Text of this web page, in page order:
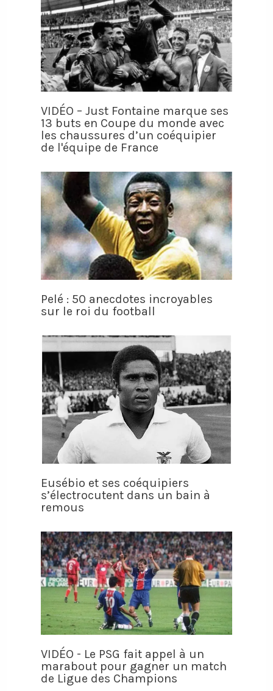
VIDÉO – Just Fontaine marque ses
13 buts en Coupe du monde avec
les chaussures d’un coéquipier
de l'équipe de France
Pelé : 50 anecdotes incroyables
sur le roi du football
Eusébio et ses coéquipiers
s’électrocutent dans un bain à
remous
VIDÉO - Le PSG fait appel à un
marabout pour gagner un match
de Ligue des Champions